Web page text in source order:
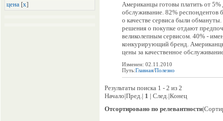
цена [x]
Американцы готовы платить от
обслуживание. 82% респондентов
о качестве сервиса были
решения о покупке отдают
великолепным сервисом. 40% -
конкурирующий бренд.
цены за качественное
Изменен: 02.11.2010
Путь:Главная/Полезно
Результаты поиска 1 - 2 из 2
Начало|Пред.| 1 | След.|Конец
Отсортировано по релевантности